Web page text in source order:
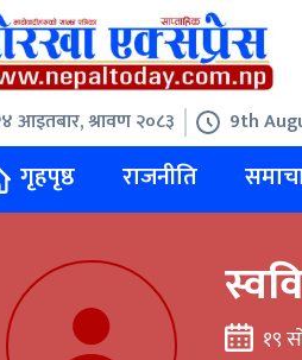
आइतबार, श्रावण २०८३ 9th
गृहपृष्ठ राजनीति
१९